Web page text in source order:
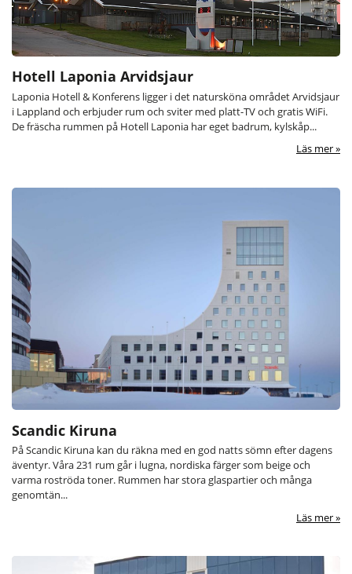
Hotell Laponia Arvidsjaur
Laponia Hotell & Konferens ligger i det natursköna området Arvidsjaur
i Lappland och erbjuder rum och sviter med platt-TV och gratis WiFi.
De fräscha rummen på Hotell Laponia har eget badrum, kylskåp...
Läs mer
Scandic Kiruna
På Scandic Kiruna kan du räkna med en god natts sömn efter dagens
äventyr. Våra 231 rum går i lugna, nordiska färger som beige och
varma roströda toner. Rummen har stora glaspartier och många
genomtän...
Läs mer